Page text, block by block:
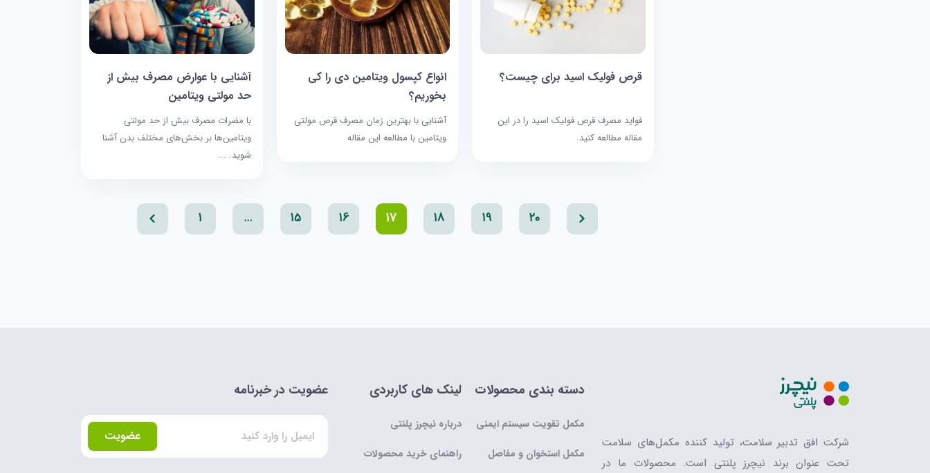
قرص فولیک اسید برای چیست؟
فواید مصرف قرص فولیک اسید را در این
مقاله مطالعه کنید.
انواع کپسول ویتامین دی را کی
بخوریم؟
آشنایی با بهترین زمان مصرف قرص مولتی
ویتامین با مطالعه این مقاله
آشنایی با عوارض مصرف بیش از
حد مولتی ویتامین
با مضرات مصرف بیش از حد مولتی
ویتامین‌ها بر بخش‌های مختلف بدن آشنا
شوید. ...
1 … 15 16 17 18 19 20
شرکت افق تدبیر سلامت، تولید کننده مکمل‌های سلامت
تحت عنوان برند نیچرز پلنتی است. محصولات ما در
دسته بندی محصولات
مکمل تقویت سیستم ایمنی
مکمل استخوان و مفاصل
لینک های کاربردی
درباره نیچرز پلنتی
راهنمای خرید محصولات
عضویت در خبرنامه
عضویت